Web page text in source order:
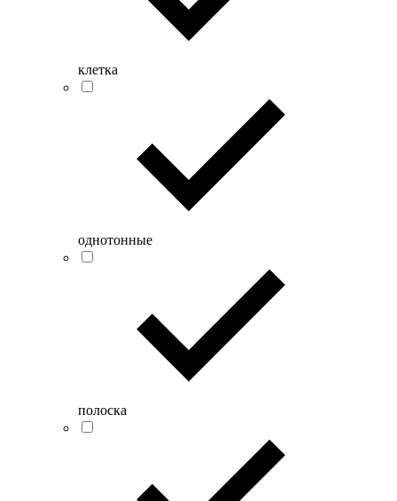
клетка
однотонные
полоска